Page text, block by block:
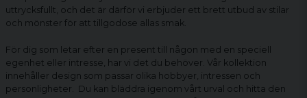
uttrycksfullt, och det är därför vi erbjuder ett brett utbud av stilar
och mönster för att tillgodose allas smak.
För dig som letar efter en present till någon med en speciell
egenhet eller intresse, har vi det du behöver. Vår kollektion
innehåller design som passar olika hobbyer, intressen och
personligheter. Du kan bläddra igenom vårt urval och hitta den